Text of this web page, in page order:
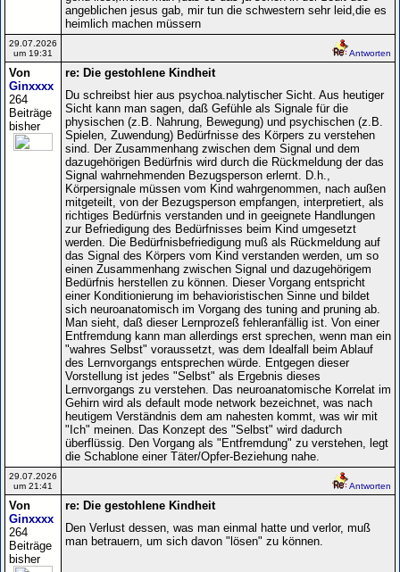
angeblichen jesus gab, mir tun die schwestern sehr leid,die es
heimlich machen müssern
29.07.2026
um 19:31
Antworten
Von
Ginxxxx
264
Beiträge
bisher
re: Die gestohlene Kindheit
Du schreibst hier aus psychoa.nalytischer Sicht. Aus heutiger
Sicht kann man sagen, daß Gefühle als Signale für die
physischen (z.B. Nahrung, Bewegung) und psychischen (z.B.
Spielen, Zuwendung) Bedürfnisse des Körpers zu verstehen
sind. Der Zusammenhang zwischen dem Signal und dem
dazugehörigen Bedürfnis wird durch die Rückmeldung der das
Signal wahrnehmenden Bezugsperson erlernt. D.h.,
Körpersignale müssen vom Kind wahrgenommen, nach außen
mitgeteilt, von der Bezugsperson empfangen, interpretiert, als
richtiges Bedürfnis verstanden und in geeignete Handlungen
zur Befriedigung des Bedürfnisses beim Kind umgesetzt
werden. Die Bedürfnisbefriedigung muß als Rückmeldung auf
das Signal des Körpers vom Kind verstanden werden, um so
einen Zusammenhang zwischen Signal und dazugehörigem
Bedürfnis herstellen zu können. Dieser Vorgang entspricht
einer Konditionierung im behavioristischen Sinne und bildet
sich neuroanatomisch im Vorgang des tuning and pruning ab.
Man sieht, daß dieser Lernprozeß fehleranfällig ist. Von einer
Entfremdung kann man allerdings erst sprechen, wenn man ein
"wahres Selbst" voraussetzt, was dem Idealfall beim Ablauf
des Lernvorgangs entsprechen würde. Entgegen dieser
Vorstellung ist jedes "Selbst" als Ergebnis dieses
Lernvorgangs zu verstehen. Das neuroanatomische Korrelat im
Gehirn wird als default mode network bezeichnet, was nach
heutigem Verständnis dem am nahesten kommt, was wir mit
"Ich" meinen. Das Konzept des "Selbst" wird dadurch
überflüssig. Den Vorgang als "Entfremdung" zu verstehen, legt
die Schablone einer Täter/Opfer-Beziehung nahe.
29.07.2026
um 21:41
Antworten
Von
Ginxxxx
264
Beiträge
bisher
re: Die gestohlene Kindheit
Den Verlust dessen, was man einmal hatte und verlor, muß
man betrauern, um sich davon "lösen" zu können.